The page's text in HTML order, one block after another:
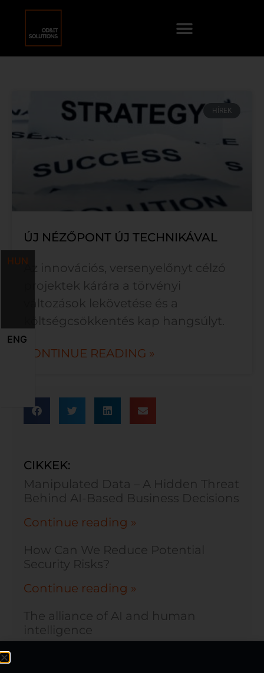
HÍREK
ÚJ NÉZŐPONT ÚJ TECHNIKÁVAL
Az innovációs, versenyelőnyt célzó
projektek kárára a törvényi
változások lekövetése és a
költségcsökkentés kap hangsúlyt.
CONTINUE READING »
CIKKEK:
Manipulated Data – A Hidden Threat
Behind AI-Based Business Decisions
Continue reading »
How Can We Reduce Potential
Security Risks?
Continue reading »
The alliance of AI and human
intelligence
HUN
ENG